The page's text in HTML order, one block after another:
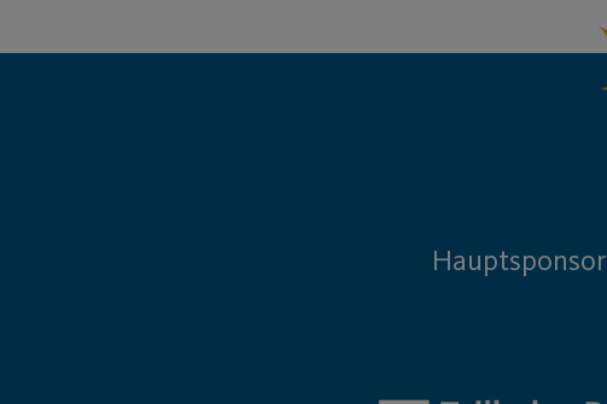
Hauptsponsor